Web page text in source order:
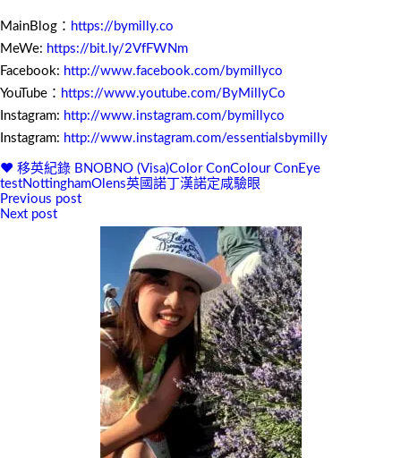
MainBlog： https://bymilly.co
MeWe: https://bit.ly/2VfFWNm
Facebook: http://www.facebook.com/bymillyco
YouTube： https://www.youtube.com/ByMillyCo
Instagram: http://www.instagram.com/bymillyco
Instagram: http://www.instagram.com/essentialsbymilly
♥ 移英紀錄 BNOBNO (Visa)Color ConColour ConEye
testNottinghamOlens英國 諾丁漢諾定咸驗眼
文
Previous post
Next post